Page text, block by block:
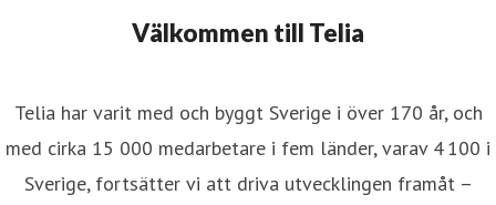
Välkommen till Telia
Telia har varit med och byggt Sverige i över 170 år, och
med cirka 15 000 medarbetare i fem länder, varav 4 100 i
Sverige, fortsätter vi att driva utvecklingen framåt –